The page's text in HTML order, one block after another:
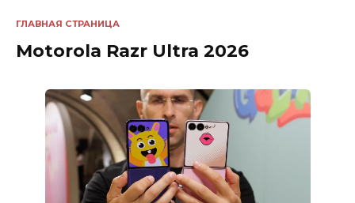
ГЛАВНАЯ СТРАНИЦА
Motorola Razr Ultra 2026